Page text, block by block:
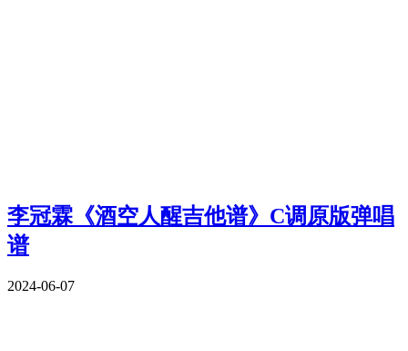
李冠霖《酒空人醒吉他谱》C调原版弹唱
谱
2024-06-07